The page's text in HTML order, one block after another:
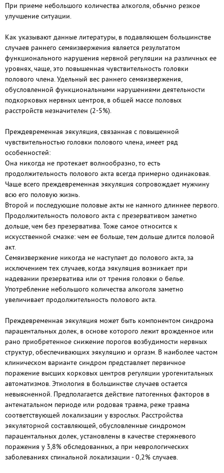
При приеме небольшого количества алкоголя, обычно резкое
улучшение ситуации.
Как указывают данные литературы, в подавляющем большинстве
случаев раннего семяизвержения является результатом
функционального нарушения нервной регуляции на различных ее
уровнях, чаще, это повышенная чувствительность головки
полового члена. Удельный вес раннего семяизвержения,
обусловленной функциональными нарушениями деятельности
подкорковых нервных центров, в общей массе половых
расстройств незначителен (2-5%).
Преждевременная эякуляция, связанная с повышенной
чувствительностью головки полового члена, имеет ряд
особенностей:
Она никогда не протекает волнообразно, то есть
продолжительность полового акта всегда примерно одинаковая.
Чаще всего преждевременная эякуляция сопровождает мужчину
всю его половую жизнь.
Второй и последующие половые акты не намного длиннее первого.
Продолжительность полового акта с презервативом заметно
дольше, чем без презерватива. Тоже самое относится к
искусственной смазке: чем ее больше, тем дольше длится половой
акт.
Семяизвержение никогда не наступает до полового акта, за
исключением тех случаев, когда эякуляция возникает при
надевании презерватива или от трения головки о белье.
Употребление небольшого количества алкоголя заметно
увеличивает продолжительность полового акта.
Преждевременная эякуляция может быть компонентом синдрома
парацентальных долек, в основе которого лежит врожденное или
рано приобретенное снижение порогов возбудимости нервных
структур, обеспечивающих эякуляцию и оргазм. В наиболее частом
клиническом варианте синдром представляет первичное
поражение высших корковых центров регуляции урогенитальных
автоматизмов. Этиология в большинстве случаев остается
невыясненной. Предполагается действие патогенных факторов в
антенатальном периоде или родовая травма, реже травма
соответствующей локализации у взрослых. Расстройства
эякуляторной составляющей, обусловленные синдромом
парацентальных долек, установлены в качестве стержневого
поражения у 3,8% обследованных, а при неврологических
заболеваниях спинальной локализации - 0,2% случаев.